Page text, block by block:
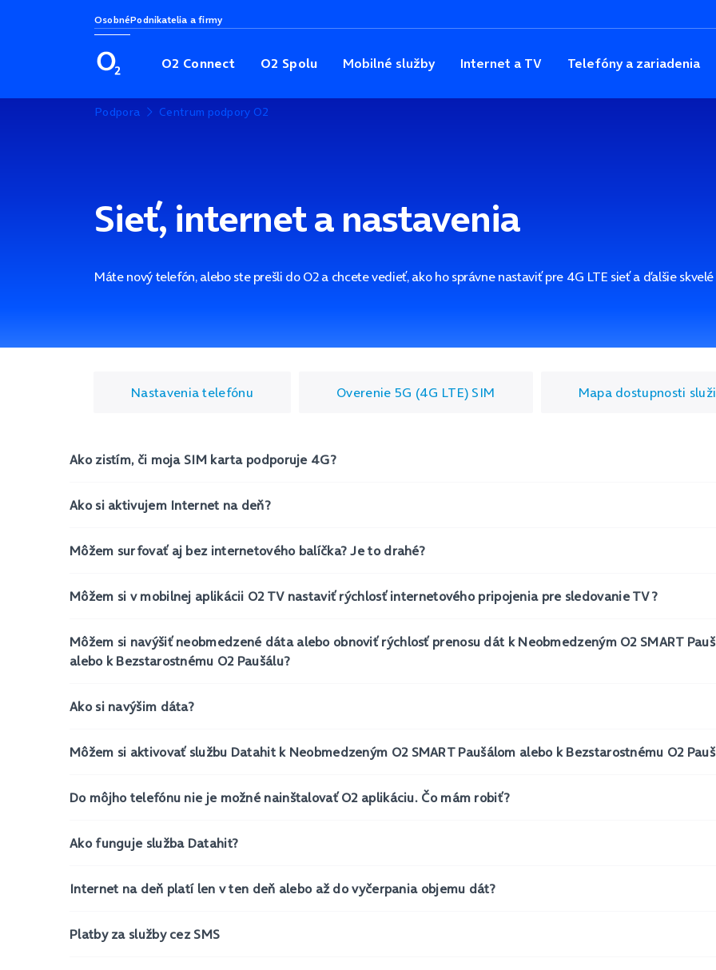
OsobnéPodnikatelia a firmy
O2 Connect O2 Spolu Mobilné služby Internet a TV Telefóny a zariadenia
Podpora Centrum podpory O2
Sieť, internet a nastavenia
Máte nový telefón, alebo ste prešli do O2 a chcete vedieť, ako ho správne nastaviť pre 4G LTE sieť a ďalšie
Nastavenia telefónu Overenie 5G (4G LTE) SIM Mapa dostupnosti
Ako zistím, či moja SIM karta podporuje 4G?
Ako si aktivujem Internet na deň?
Môžem surfovať aj bez internetového balíčka? Je to drahé?
Môžem si v mobilnej aplikácii O2 TV nastaviť rýchlosť internetového pripojenia pre sledovanie TV?
Môžem si navýšiť neobmedzené dáta alebo obnoviť rýchlosť prenosu dát k Neobmedzeným O2 SMART
alebo k Bezstarostnému O2 Paušálu?
Ako si navýšim dáta?
Môžem si aktivovať službu Datahit k Neobmedzeným O2 SMART Paušálom alebo k Bezstarostnému O2
Do môjho telefónu nie je možné nainštalovať O2 aplikáciu. Čo mám robiť?
Ako funguje služba Datahit?
Internet na deň platí len v ten deň alebo až do vyčerpania objemu dát?
Platby za služby cez SMS